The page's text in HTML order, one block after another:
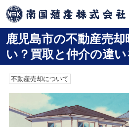
鹿児島市の不動産売
い？買取と仲介の違
不動産売却について